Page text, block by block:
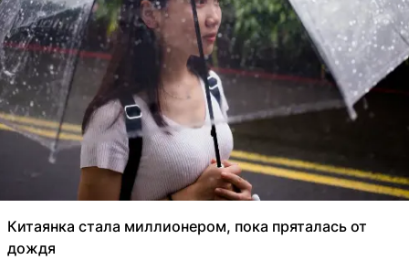
Китаянка стала миллионером, пока пряталась от
дождя